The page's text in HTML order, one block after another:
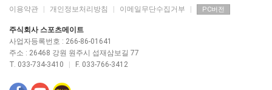
이용약관 개인정보처리방침 이메일무단수집거부 PC버전
주식회사 스포츠메이트
사업자등록번호 : 266-86-01641
주소 : 26468 강원 원주시 섭재삼보길 77
T. 033-734-3410
F. 033-766-3412